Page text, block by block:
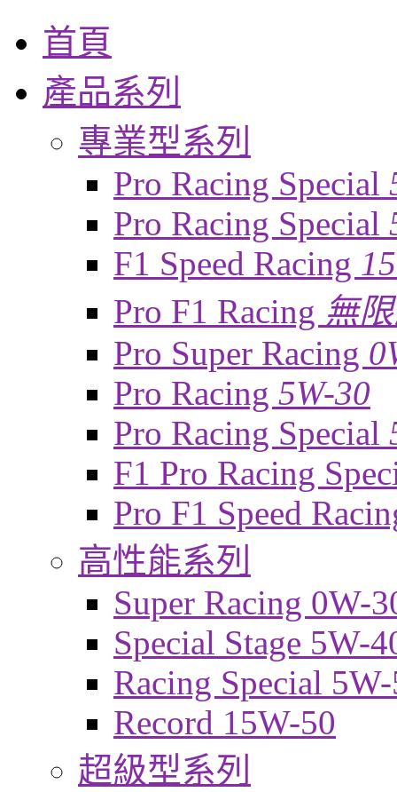
首頁
產品系列
專業型系列
Pro Racing Special
Pro Racing Special
F1 Speed Racing
Pro F1 Racing 無
Pro Super Racing
Pro Racing 5W-30
Pro Racing Special
F1 Pro Racing
Pro F1 Speed
高性能系列
Super Racing 0W-
Special Stage 5W-
Racing Special
Record 15W-50
超級型系列